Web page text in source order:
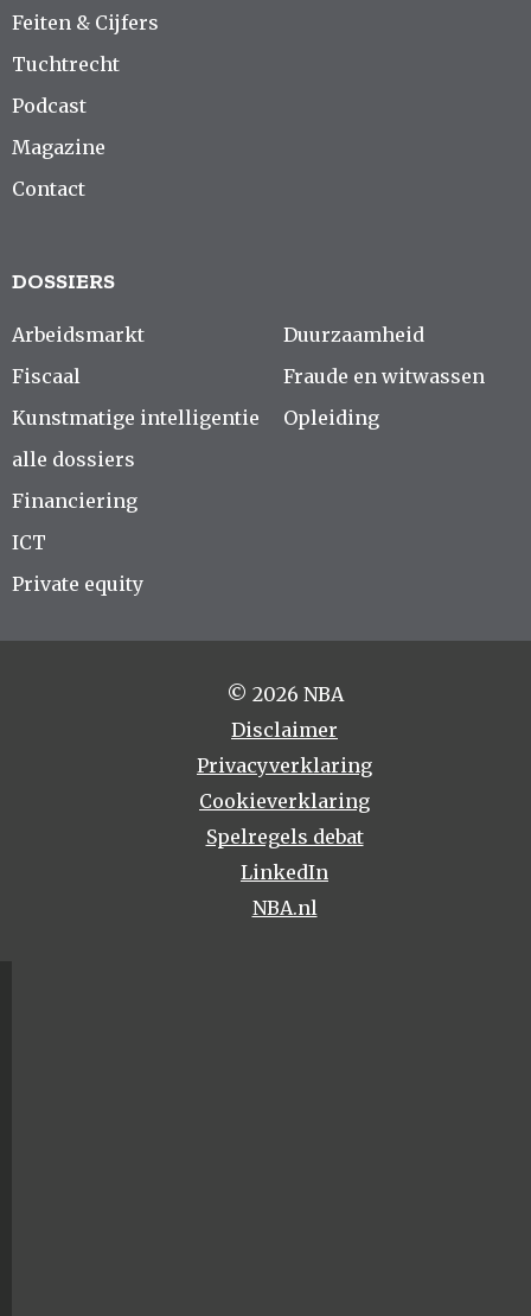
Feiten & Cijfers
Tuchtrecht
Podcast
Magazine
Contact
DOSSIERS
Arbeidsmarkt
Fiscaal
Kunstmatige intelligentie
alle dossiers
Duurzaamheid
Fraude en witwassen
Opleiding
Financiering
ICT
Private equity
© 2026 NBA
Disclaimer
Privacyverklaring
Cookieverklaring
Spelregels debat
LinkedIn
NBA.nl